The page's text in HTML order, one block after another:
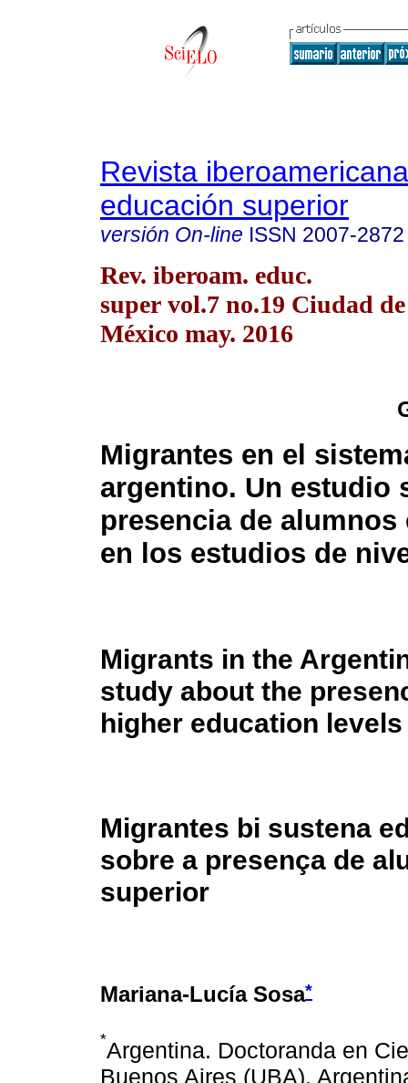
Revista
educación superior
versión On-line ISSN 2007-2872
Rev. iberoam. educ.
super vol.7 no.19 Ciudad de
México may. 2016
Migrantes en el
argentino. Un estudio
presencia de alumnos
en los estudios de
Migrants in the
study about the
higher education levels
Migrantes bi sustena
sobre a presença de
superior
Mariana-Lucía Sosa*
*Argentina. Doctoranda en
Buenos Aires (UBA),